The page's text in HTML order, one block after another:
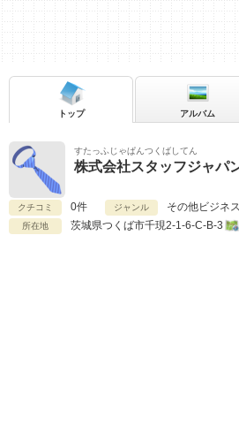
すたっふじゃぱんつくばしてん
株式会社スタッフジャパ
クチコミ 0件 ジャンル その他ビジネス
所在地 茨城県つくば市千現2-1-6-C-B-3
トップ アルバム